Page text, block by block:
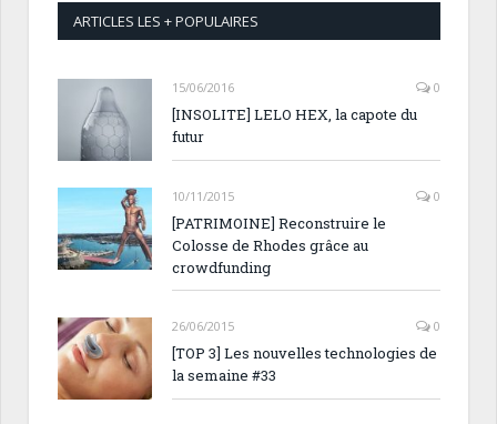
ARTICLES LES + POPULAIRES
15/06/2016 0
[INSOLITE] LELO HEX, la capote du
futur
10/11/2015 0
[PATRIMOINE] Reconstruire le
Colosse de Rhodes grâce au
crowdfunding
26/06/2015 0
[TOP 3] Les nouvelles technologies de
la semaine #33